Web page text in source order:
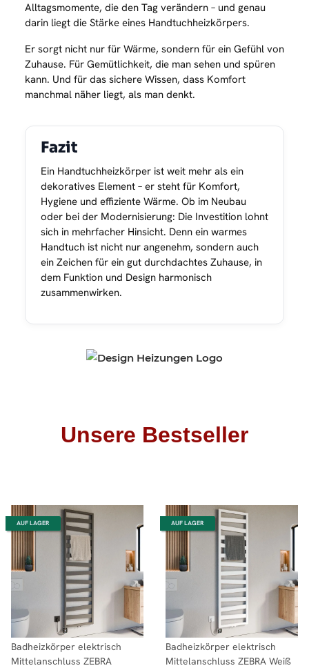
Alltagsmomente, die den Tag verändern – und genau
darin liegt die Stärke eines Handtuchheizkörpers.
Er sorgt nicht nur für Wärme, sondern für ein Gefühl von
Zuhause. Für Gemütlichkeit, die man sehen und spüren
kann. Und für das sichere Wissen, dass Komfort
manchmal näher liegt, als man denkt.
Fazit
Ein Handtuchheizkörper ist weit mehr als ein
dekoratives Element – er steht für Komfort,
Hygiene und effiziente Wärme. Ob im Neubau
oder bei der Modernisierung: Die Investition lohnt
sich in mehrfacher Hinsicht. Denn ein warmes
Handtuch ist nicht nur angenehm, sondern auch
ein Zeichen für ein gut durchdachtes Zuhause, in
dem Funktion und Design harmonisch
zusammenwirken.
Unsere Bestseller
AUF LAGER
Badheizkörper elektrisch
Mittelanschluss ZEBRA
AUF LAGER
Badheizkörper elektrisch
Mittelanschluss ZEBRA Weiß